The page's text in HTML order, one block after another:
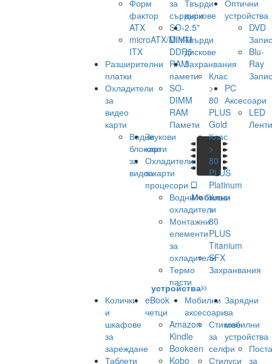
Форм
фактор
ATX
microATX/Mini-
ITX
Разширителни
платки
Охладители
за
видео
карти
Водни
блокове
за
видеокарти
за
сървъри
SO-
DIMM
DDR5
RAM
памети
SO-
DIMM
RAM
Памети
Звукови
карти
Охладители
за
процесори
Водни
охладители
Монтажни
елементи
за
охладители
Термо
пасти
Твърди
дискове
2.5"
Твърди
дискове
Захранвания
Клас
>
80
PLUS
Gold
Клас
>
80
PLUS
Platinum
Клас
>
80
PLUS
Titanium
SFX
Захранвания
Оптични
устройства
DVD
Blu-
Ray
PC
Аксесоари
LED
Ленти
Мобилни
устройства
Колички
и
шкафове
за
зареждане
Таблети
eBook
четци
Amazon
Kindle
Bookeen
Kobo
Мобилни
аксесоари
Стикове
за
селфи
Стилуси
Зарядни
за
мобилни
устройства
за